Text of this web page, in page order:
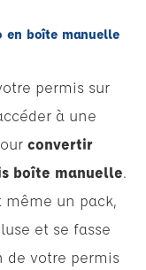
en boîte manuelle
permis sur
à une
convertir
boîte manuelle.
même un pack,
et se fasse
de votre permis